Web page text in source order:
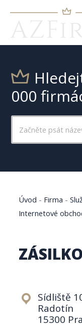
000
Úvod - Firma -
Internetové
Sídliště
Radotín
15300